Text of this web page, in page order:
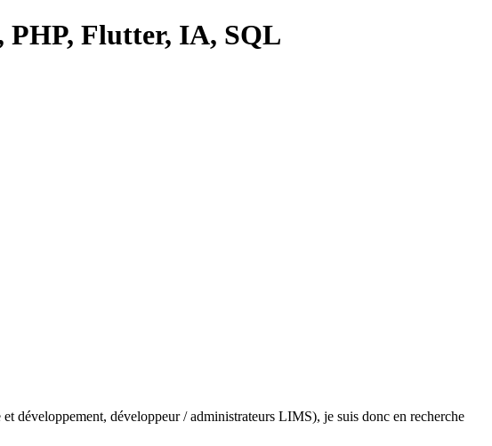
PHP, Flutter, IA, SQL
développement, développeur / administrateurs LIMS), je suis donc en recherche